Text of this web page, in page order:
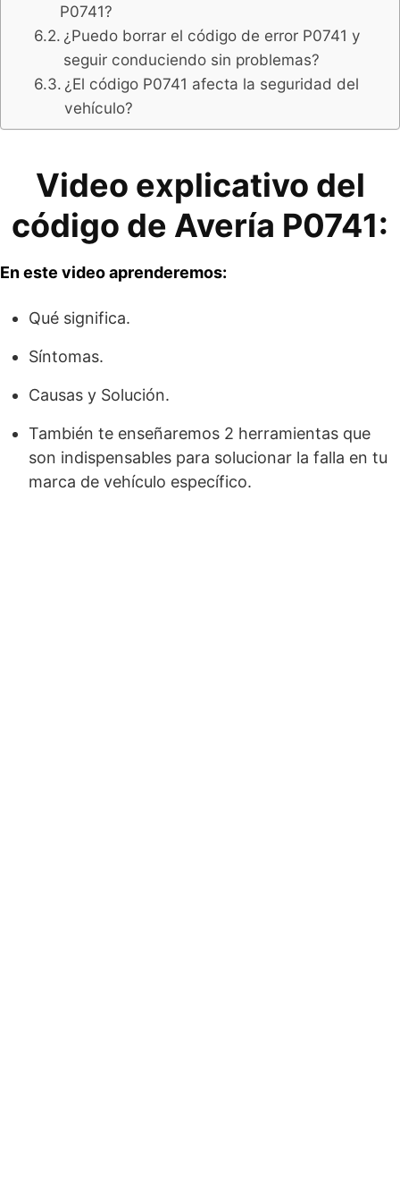
P0741?
¿Puedo borrar el código de error P0741 y
seguir conduciendo sin problemas?
¿El código P0741 afecta la seguridad del
vehículo?
Video explicativo del
código de Avería P0741:
En este video aprenderemos:
Qué significa.
Síntomas.
Causas y Solución.
También te enseñaremos 2 herramientas que
son indispensables para solucionar la falla en tu
marca de vehículo específico.